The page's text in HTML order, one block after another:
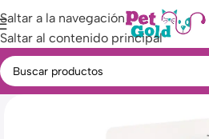
Saltar a la navegación
Saltar al contenido principal